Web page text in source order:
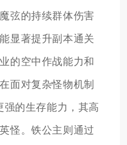
弦的持续群体伤害
显著提升副本通关
的空中作战能力和
面对复杂怪物机制
强的生存能力，其高
怪。铁公主则通过